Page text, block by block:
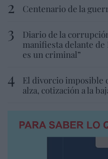
Centenario de la
Diario de la
manifiesta delante de
es un criminal”
El divorcio imposible
alza, cotización a la